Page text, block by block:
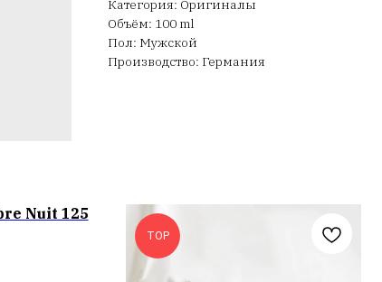
Категория: Оригиналы
Объём: 100 ml
Пол: Мужской
Производство: Германия
Nuit 125
TOP